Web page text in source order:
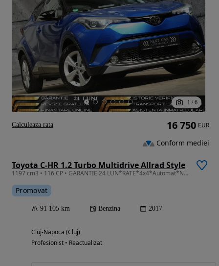
1 / 6
Toyota C-HR 1.2 Turbo Multidrive Allrad Style
1197 cm3 • 116 CP • GARANTIE 24 LUN*RATE*4x4*Automat*Navi*Led*Line-Side-Park Assist*Led
Promovat
91 105 km Benzina 2017
Cluj-Napoca (Cluj)
Profesionist • Reactualizat
16 750 EUR
Conform mediei
Calculeaza rata